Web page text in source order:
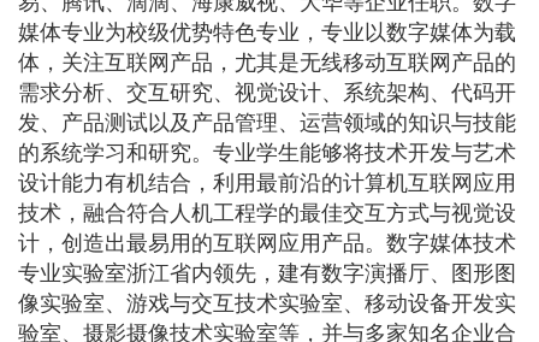
媒体专业为校级优势特色专业，专业以数字媒体为载
体，关注互联网产品，尤其是无线移动互联网产品的
需求分析、交互研究、视觉设计、系统架构、代码开
发、产品测试以及产品管理、运营领域的知识与技能
的系统学习和研究。专业学生能够将技术开发与艺术
设计能力有机结合，利用最前沿的计算机互联网应用
技术，融合符合人机工程学的最佳交互方式与视觉设
计，创造出最易用的互联网应用产品。数字媒体技术
专业实验室浙江省内领先，建有数字演播厅、图形图
像实验室、游戏与交互技术实验室、移动设备开发实
验室、摄影摄像技术实验室等，并与多家知名企业合